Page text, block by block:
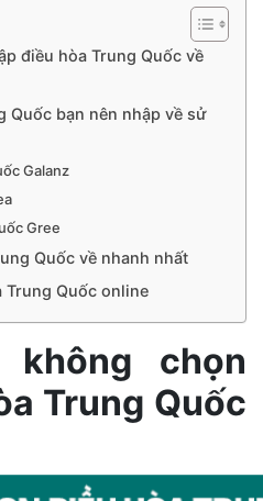
điều hòa Trung Quốc về
Quốc bạn nên nhập về sử
Galanz
Gree
Quốc về nhanh nhất
Trung Quốc online
chọn
Trung Quốc